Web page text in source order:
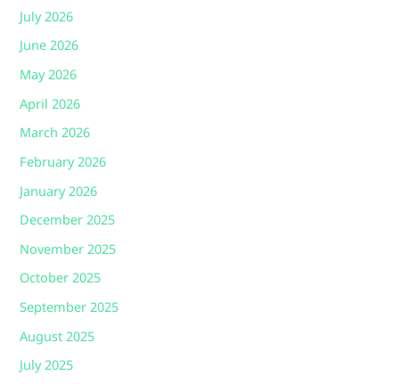
July 2026
June 2026
May 2026
April 2026
March 2026
February 2026
January 2026
December 2025
November 2025
October 2025
September 2025
August 2025
July 2025